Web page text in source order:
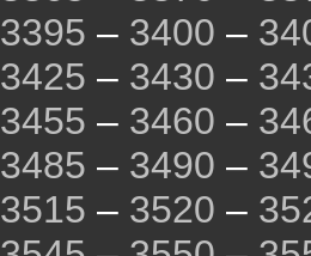
3395 – 3400 –
3425 – 3430 –
3455 – 3460 –
3485 – 3490 –
3515 – 3520 –